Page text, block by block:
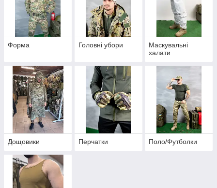
Форма Головні убори
Маскувальні
халати
Дощовики Перчатки Поло/Футболки